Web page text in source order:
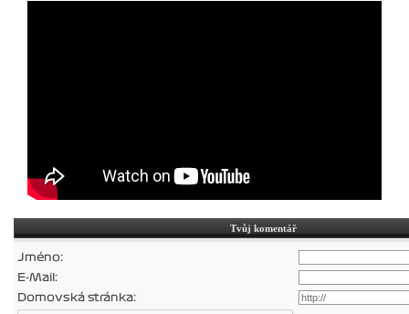
Tvůj komentář
Jméno:
E-Mail:
Domovská stránka: